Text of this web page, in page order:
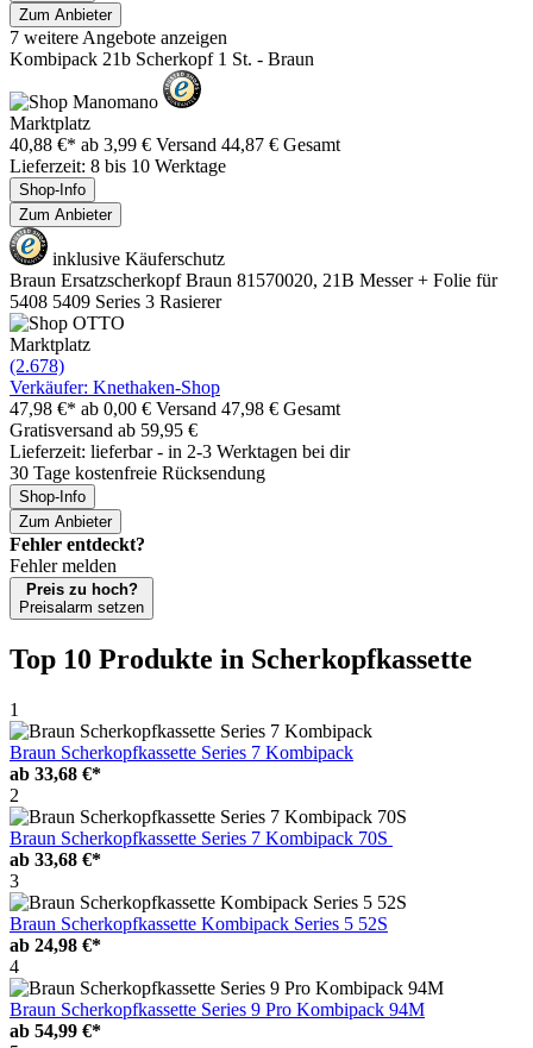
Zum Anbieter
7 weitere Angebote anzeigen
Kombipack 21b Scherkopf 1 St. - Braun
Marktplatz
40,88 €* ab 3,99 € Versand 44,87 € Gesamt
Lieferzeit: 8 bis 10 Werktage
Shop-Info
Zum Anbieter
inklusive Käuferschutz
Braun Ersatzscherkopf Braun 81570020, 21B Messer + Folie für
5408 5409 Series 3 Rasierer
Marktplatz
(2.678)
Verkäufer: Knethaken-Shop
47,98 €* ab 0,00 € Versand 47,98 € Gesamt
Gratisversand ab 59,95 €
Lieferzeit: lieferbar - in 2-3 Werktagen bei dir
30 Tage kostenfreie Rücksendung
Shop-Info
Zum Anbieter
Fehler entdeckt?
Fehler melden
Preis zu hoch?
Preisalarm setzen
Top 10 Produkte in Scherkopfkassette
1
Braun Scherkopfkassette Series 7 Kombipack
ab 33,68 €*
2
Braun Scherkopfkassette Series 7 Kombipack 70S
ab 33,68 €*
3
Braun Scherkopfkassette Kombipack Series 5 52S
ab 24,98 €*
4
Braun Scherkopfkassette Series 9 Pro Kombipack 94M
ab 54,99 €*